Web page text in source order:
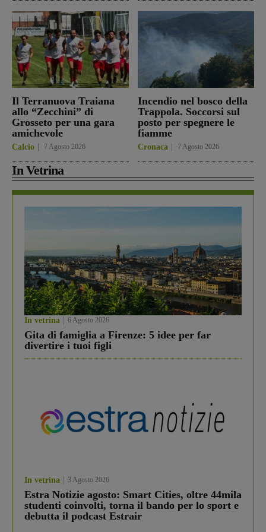
Il Terranuova Traiana
allo “Zecchini” di
Grosseto per una gara
amichevole
Calcio 7 Agosto 2026
Incendio nel bosco della
Trappola. Soccorsi sul
posto per spegnere le
fiamme
Cronaca 7 Agosto 2026
In Vetrina
In vetrina 6 Agosto 2026
Gita di famiglia a Firenze: 5 idee per far
divertire i tuoi figli
In vetrina 3 Agosto 2026
Estra Notizie agosto: Smart Cities, oltre 44mila
studenti coinvolti, torna il bando per lo sport e
debutta il podcast Estrair